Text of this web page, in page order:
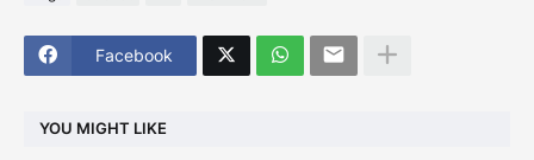
Facebook
YOU MIGHT LIKE